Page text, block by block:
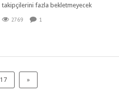
takipçilerini fazla bekletmeyecek
2769 1
17 »